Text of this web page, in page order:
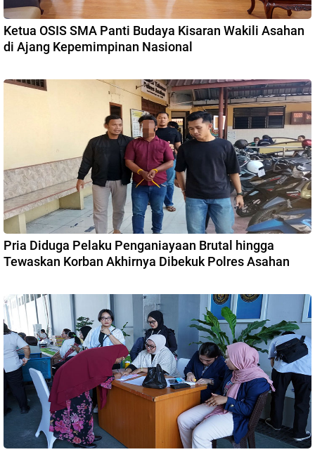
Ketua OSIS SMA Panti Budaya Kisaran Wakili Asahan
di Ajang Kepemimpinan Nasional
Pria Diduga Pelaku Penganiayaan Brutal hingga
Tewaskan Korban Akhirnya Dibekuk Polres Asahan